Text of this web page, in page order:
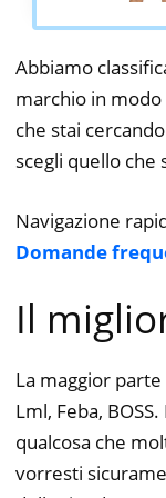
Abbiamo
marchio in
che stai
scegli quello che
Navigazione
Domande
Il
La maggior
Lml, Feba,
qualcosa che
vorresti